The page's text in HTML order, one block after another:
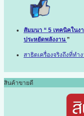
สัมมนา “ 5 เทคนิคในง
ประหยัดพลังงาน ”
สาธิตเครื่องจริงถึงที่ทำ
สินค้าขายดี